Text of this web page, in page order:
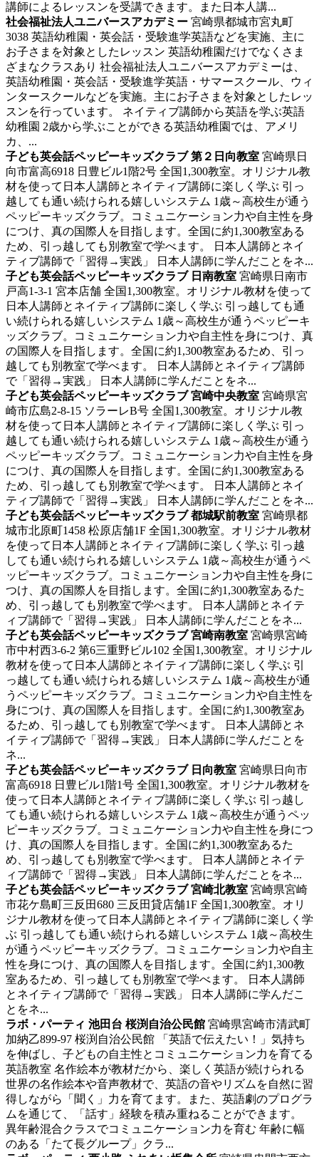
講師によるレッスンを受講できます。また日本人講...
社会福祉法人ユニバースアカデミー 宮崎県都城市宮丸町
3038 英語幼稚園・英会話・受験進学英語などを実施、主に
お子さまを対象としたレッスン 英語幼稚園だけでなくさま
ざまなクラスあり 社会福祉法人ユニバースアカデミーは、
英語幼稚園・英会話・受験進学英語・サマースクール、ウィ
ンタースクールなどを実施。主にお子さまを対象としたレッ
スンを行っています。 ネイティブ講師から英語を学ぶ英語
幼稚園 2歳から学ぶことができる英語幼稚園では、アメリ
カ、...
子ども英会話ペッピーキッズクラブ 第２日向教室 宮崎県日
向市富高6918 日豊ビル1階2号 全国1,300教室。オリジナル教
材を使って日本人講師とネイティブ講師に楽しく学ぶ 引っ
越しても通い続けられる嬉しいシステム 1歳～高校生が通う
ペッピーキッズクラブ。コミュニケーション力や自主性を身
につけ、真の国際人を目指します。全国に約1,300教室ある
ため、引っ越しても別教室で学べます。 日本人講師とネイ
ティブ講師で「習得→実践」 日本人講師に学んだことをネ...
子ども英会話ペッピーキッズクラブ 日南教室 宮崎県日南市
戸高1-3-1 宮本店舗 全国1,300教室。オリジナル教材を使って
日本人講師とネイティブ講師に楽しく学ぶ 引っ越しても通
い続けられる嬉しいシステム 1歳～高校生が通うペッピーキ
ッズクラブ。コミュニケーション力や自主性を身につけ、真
の国際人を目指します。全国に約1,300教室あるため、引っ
越しても別教室で学べます。 日本人講師とネイティブ講師
で「習得→実践」 日本人講師に学んだことをネ...
子ども英会話ペッピーキッズクラブ 宮崎中央教室 宮崎県宮
崎市広島2-8-15 ソラーレB号 全国1,300教室。オリジナル教
材を使って日本人講師とネイティブ講師に楽しく学ぶ 引っ
越しても通い続けられる嬉しいシステム 1歳～高校生が通う
ペッピーキッズクラブ。コミュニケーション力や自主性を身
につけ、真の国際人を目指します。全国に約1,300教室ある
ため、引っ越しても別教室で学べます。 日本人講師とネイ
ティブ講師で「習得→実践」 日本人講師に学んだことをネ...
子ども英会話ペッピーキッズクラブ 都城駅前教室 宮崎県都
城市北原町1458 松原店舗1F 全国1,300教室。オリジナル教材
を使って日本人講師とネイティブ講師に楽しく学ぶ 引っ越
しても通い続けられる嬉しいシステム 1歳～高校生が通うペ
ッピーキッズクラブ。コミュニケーション力や自主性を身に
つけ、真の国際人を目指します。全国に約1,300教室あるた
め、引っ越しても別教室で学べます。 日本人講師とネイテ
ィブ講師で「習得→実践」 日本人講師に学んだことをネ...
子ども英会話ペッピーキッズクラブ 宮崎南教室 宮崎県宮崎
市中村西3-6-2 第6三重野ビル102 全国1,300教室。オリジナル
教材を使って日本人講師とネイティブ講師に楽しく学ぶ 引
っ越しても通い続けられる嬉しいシステム 1歳～高校生が通
うペッピーキッズクラブ。コミュニケーション力や自主性を
身につけ、真の国際人を目指します。全国に約1,300教室あ
るため、引っ越しても別教室で学べます。 日本人講師とネ
イティブ講師で「習得→実践」 日本人講師に学んだことを
ネ...
子ども英会話ペッピーキッズクラブ 日向教室 宮崎県日向市
富高6918 日豊ビル1階1号 全国1,300教室。オリジナル教材を
使って日本人講師とネイティブ講師に楽しく学ぶ 引っ越し
ても通い続けられる嬉しいシステム 1歳～高校生が通うペッ
ピーキッズクラブ。コミュニケーション力や自主性を身につ
け、真の国際人を目指します。全国に約1,300教室あるた
め、引っ越しても別教室で学べます。 日本人講師とネイテ
ィブ講師で「習得→実践」 日本人講師に学んだことをネ...
子ども英会話ペッピーキッズクラブ 宮崎北教室 宮崎県宮崎
市花ケ島町三反田680 三反田貸店舗1F 全国1,300教室。オリ
ジナル教材を使って日本人講師とネイティブ講師に楽しく学
ぶ 引っ越しても通い続けられる嬉しいシステム 1歳～高校生
が通うペッピーキッズクラブ。コミュニケーション力や自主
性を身につけ、真の国際人を目指します。全国に約1,300教
室あるため、引っ越しても別教室で学べます。 日本人講師
とネイティブ講師で「習得→実践」 日本人講師に学んだこ
とをネ...
ラボ・パーティ 池田台 桜渕自治公民館 宮崎県宮崎市清武町
加納乙899-97 桜渕自治公民館
「英語で伝えたい！」気持ち
を伸ばし、子どもの自主性とコミュニケーション力を育てる
英語教室 名作絵本が教材だから、楽しく英語が続けられる
世界の名作絵本や音声教材で、英語の音やリズムを自然に習
得しながら「聞く」力を育てます。また、英語劇のプログラ
ムを通じて、「話す」経験を積み重ねることができます。
異年齢混合クラスでコミュニケーション力を育む 年齢に幅
のある「たて長グループ」クラ...